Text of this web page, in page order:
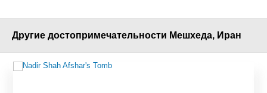
Другие достопримечательности Мешхеда, Иран